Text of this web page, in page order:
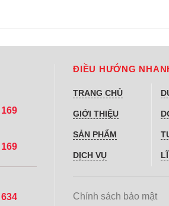
ĐIỀU HƯỚNG
TRANG CHỦ
GIỚI THIỆU
SẢN PHẨM
DỊCH VỤ
Chính sách bảo mật